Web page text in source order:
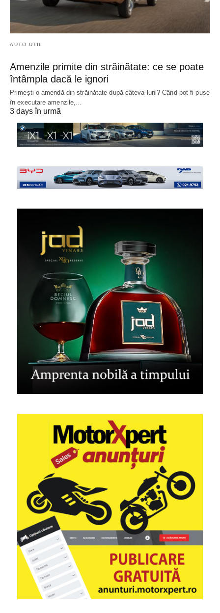
AUTO UTIL
Amenzile primite din străinătate: ce se poate
întâmpla dacă le ignori
Primești o amendă din străinătate după câteva luni? Când pot fi puse
în executare amenzile,…
3 days în urmă